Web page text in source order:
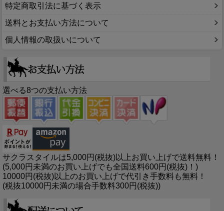
特定商取引法に基づく表示
送料とお支払い方法について
個人情報の取扱いについて
選べる8つの支払い方法
サクラスタイルは5,000円(税抜)以上お買い上げで送料無料！
(5,000円未満のお買い上げでも全国送料600円(税抜)！)
10000円(税抜)以上のお買い上げで代引き手数料も無料！
(税抜10000円未満の場合手数料300円(税抜))